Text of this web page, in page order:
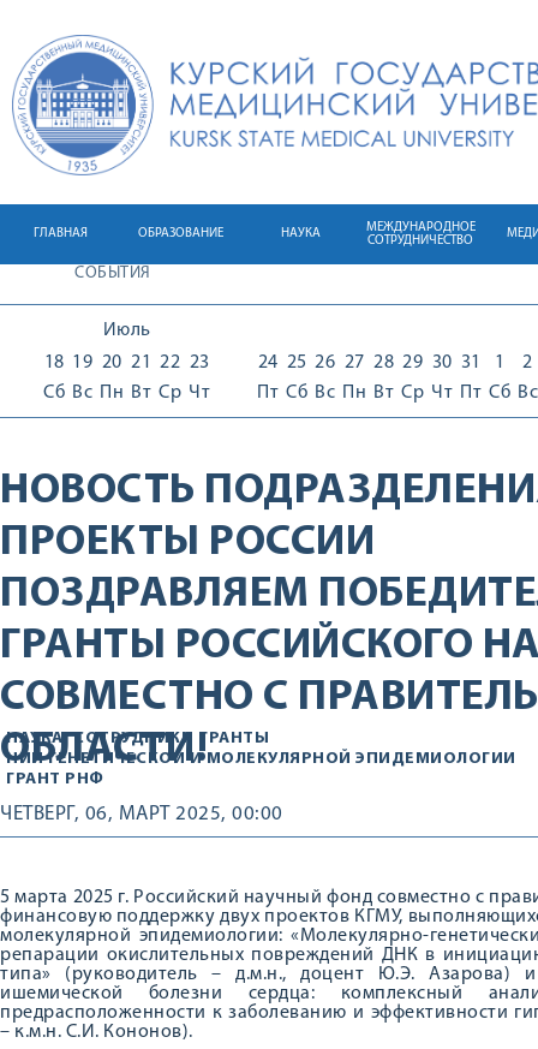
ГЛАВНАЯ ОБРАЗОВАНИЕ НАУКА
МЕЖДУНАРОДНОЕ
СОТРУДНИЧЕСТВО
СОБЫТИЯ
Июль
18
Сб
19
Вс
20
Пн
21
Вт
22
Ср
23
Чт
24
Пт
25
Сб
26
Вс
27
Пн
28
Вт
29
Ср
30
Чт
31
Пт
1
Сб
2
Вс
НОВОСТЬ
ПРОЕКТЫ РОССИИ
ПОЗДРАВЛЯЕМ
ГРАНТЫ РОССИЙСКОГО
СОВМЕСТНО С
ОБЛАСТИ!
НАУКА СОТРУДНИКИ
ГРАНТЫ
НИИ ГЕНЕТИЧЕСКОЙ И МОЛЕКУЛЯРНОЙ ЭПИДЕМИОЛОГИИ
ГРАНТ РНФ
ЧЕТВЕРГ, 06, МАРТ 2025, 00:00
5 марта 2025 г. Российский научный фонд совместно с
финансовую поддержку двух проектов КГМУ,
молекулярной эпидемиологии: «Молекулярно-
репарации окислительных повреждений ДНК в
типа» (руководитель – д.м.н., доцент Ю.Э. Азарова) и
ишемической болезни сердца: комплексный
предрасположенности к заболеванию и эффективности
– к.м.н. С.И. Кононов).